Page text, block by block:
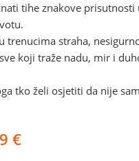
tihe znakove prisutnosti
trenucima straha,
koji traže nadu, mir i
tko želi osjetiti da nije
€